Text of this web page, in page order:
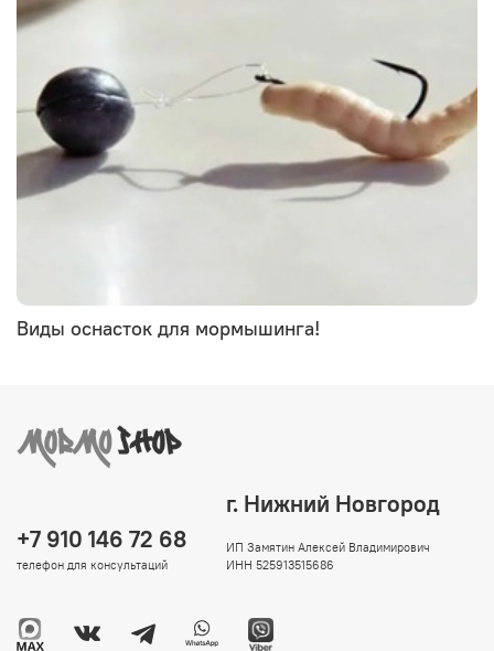
Виды оснасток для мормышинга!
+7 910 146 72 68
телефон для консультаций
г. Нижний Новгород
ИП Замятин Алексей Владимирович
ИНН 525913515686